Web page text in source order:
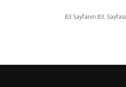
83 Sayfanın 83. Sayfası